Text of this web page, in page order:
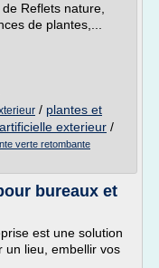
Reflets nature,
de plantes,...
/ plantes et
exterieur /
verte retombante
bureaux et
est une solution
un lieu, embellir vos